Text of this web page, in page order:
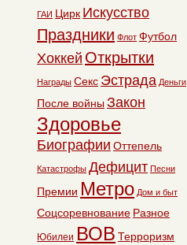
ГАИ Цирк Искусство
Праздники Флот Футбол
Хоккей Открытки
Награды Секс Эстрада Деньги
После войны Закон
Здоровье
Биографии Оттепель
Катастрофы Дефицит Песни
Премии Метро Дом и быт
Соцсоревнование Разное
Юбилеи ВОВ Терроризм